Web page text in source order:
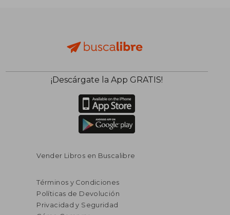
$ 57.81
¡Descárgate la App GRATIS!
Vender Libros en Buscalibre
Términos y Condiciones
Políticas de Devolución
Privacidad y Seguridad